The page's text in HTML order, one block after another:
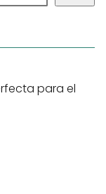
para el